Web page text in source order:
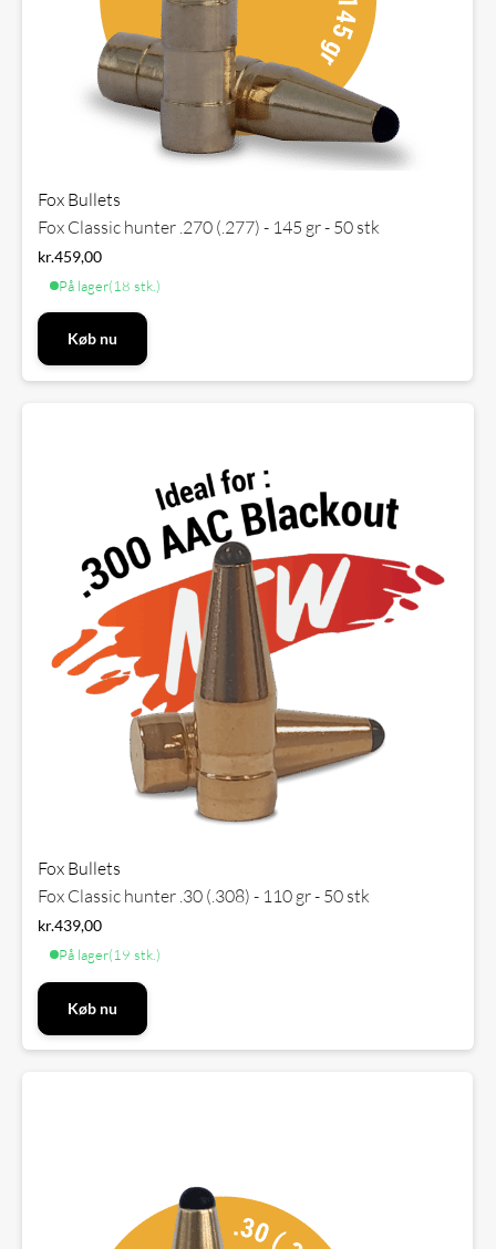
Fox Bullets
Fox Classic hunter .270 (.277) - 145 gr - 50 stk
kr.459,00
På lager(18 stk.)
Køb nu
Fox Bullets
Fox Classic hunter .30 (.308) - 110 gr - 50 stk
kr.439,00
På lager(19 stk.)
Køb nu